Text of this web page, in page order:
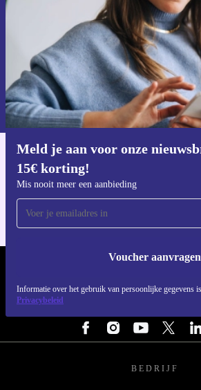
Meld je aan voor onze
15€ korting!
Mis nooit meer een aanbieding
Voucher aanvragen
Informatie over het gebruik van persoonlijke gegevens
Privacybeleid
Voucher aanvragen
Informatie over het gebruik van
privacybeleid.
Voor iOS en Android
BEDRIJF